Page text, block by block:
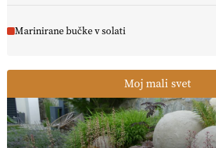
Marinirane bučke v solati
Moj mali svet